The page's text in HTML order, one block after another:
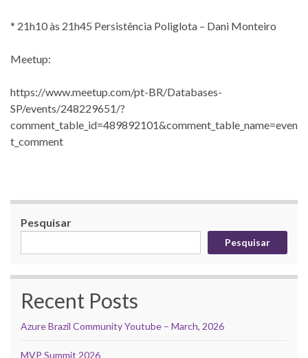
* 21h10 às 21h45 Persistência Poliglota – Dani Monteiro
Meetup:
https://www.meetup.com/pt-BR/Databases-
SP/events/248229651/?
comment_table_id=489892101&comment_table_name=even
t_comment
Pesquisar
Pesquisar
Recent Posts
Azure Brazil Community Youtube – March, 2026
MVP Summit 2026